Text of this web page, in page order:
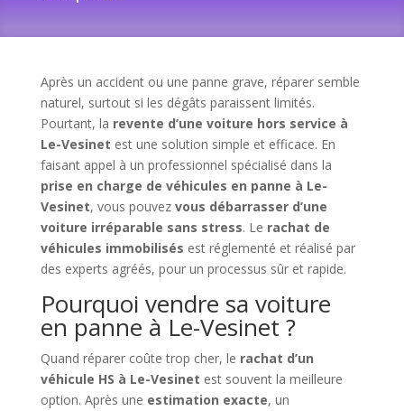
Après un accident ou une panne grave, réparer semble
naturel, surtout si les dégâts paraissent limités.
Pourtant, la revente d’une voiture hors service à
Le-Vesinet est une solution simple et efficace. En
faisant appel à un professionnel spécialisé dans la
prise en charge de véhicules en panne à Le-
Vesinet, vous pouvez vous débarrasser d’une
voiture irréparable sans stress. Le rachat de
véhicules immobilisés est réglementé et réalisé par
des experts agréés, pour un processus sûr et rapide.
Pourquoi vendre sa voiture
en panne à Le-Vesinet ?
Quand réparer coûte trop cher, le rachat d’un
véhicule HS à Le-Vesinet est souvent la meilleure
option. Après une estimation exacte, un